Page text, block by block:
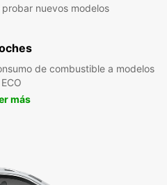
nuevos modelos
de combustible a modelos
ECO
más